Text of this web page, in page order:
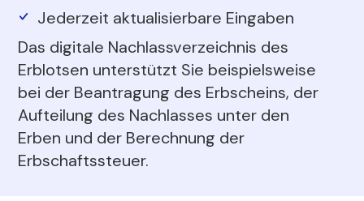
Jederzeit aktualisierbare Eingaben
Das digitale Nachlassverzeichnis des
Erblotsen unterstützt Sie beispielsweise
bei der Beantragung des Erbscheins, der
Aufteilung des Nachlasses unter den
Erben und der Berechnung der
Erbschaftssteuer.